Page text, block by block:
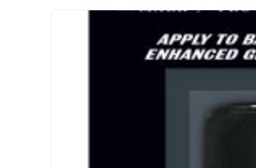
PASSER AUX